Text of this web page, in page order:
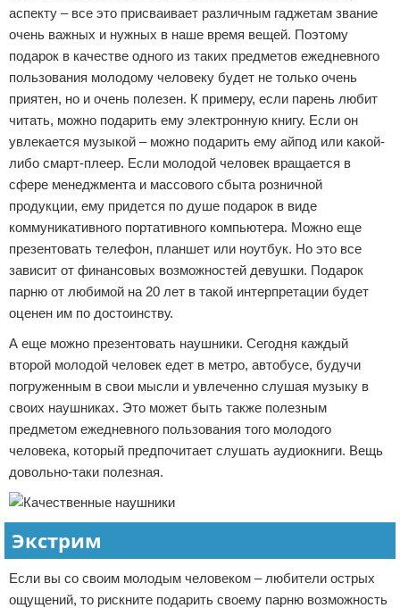
аспекту – все это присваивает различным гаджетам звание
очень важных и нужных в наше время вещей. Поэтому
подарок в качестве одного из таких предметов ежедневного
пользования молодому человеку будет не только очень
приятен, но и очень полезен. К примеру, если парень любит
читать, можно подарить ему электронную книгу. Если он
увлекается музыкой – можно подарить ему айпод или какой-
либо смарт-плеер. Если молодой человек вращается в
сфере менеджмента и массового сбыта розничной
продукции, ему придется по душе подарок в виде
коммуникативного портативного компьютера. Можно еще
презентовать телефон, планшет или ноутбук. Но это все
зависит от финансовых возможностей девушки. Подарок
парню от любимой на 20 лет в такой интерпретации будет
оценен им по достоинству.
А еще можно презентовать наушники. Сегодня каждый
второй молодой человек едет в метро, автобусе, будучи
погруженным в свои мысли и увлеченно слушая музыку в
своих наушниках. Это может быть также полезным
предметом ежедневного пользования того молодого
человека, который предпочитает слушать аудиокниги. Вещь
довольно-таки полезная.
Экстрим
Если вы со своим молодым человеком – любители острых
ощущений, то рискните подарить своему парню возможность